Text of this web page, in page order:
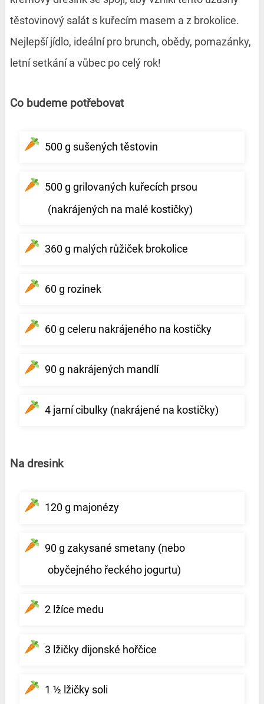
těstovinový salát s kuřecím masem a z brokolice.
Nejlepší jídlo, ideální pro brunch, obědy, pomazánky,
letní setkání a vůbec po celý rok!
Co budeme potřebovat
500 g sušených těstovin
500 g grilovaných kuřecích prsou
(nakrájených na malé kostičky)
360 g malých růžiček brokolice
60 g rozinek
60 g celeru nakrájeného na kostičky
90 g nakrájených mandlí
4 jarní cibulky (nakrájené na kostičky)
Na dresink
120 g majonézy
90 g zakysané smetany (nebo
obyčejného řeckého jogurtu)
2 lžíce medu
3 lžičky dijonské hořčice
1 ½ lžičky soli